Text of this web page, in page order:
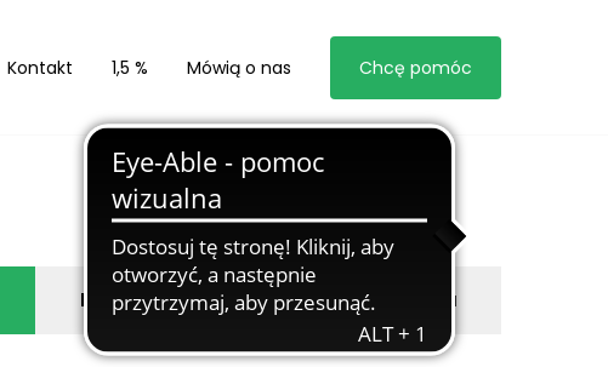
Kontakt 1,5 % Mówią o nas Chcę pomóc
Byli z nami Zgłoś marzyciela